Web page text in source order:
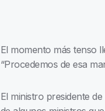
El momento más tenso
“Procedemos de esa
El ministro presidente